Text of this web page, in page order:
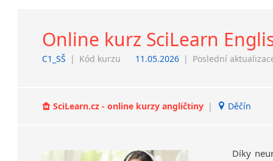
Online kurz SciLearn
C1_SŠ | Kód kurzu 11.05.2026 | Poslední
SciLearn.cz - online kurzy angličtiny | Děčín
Díky